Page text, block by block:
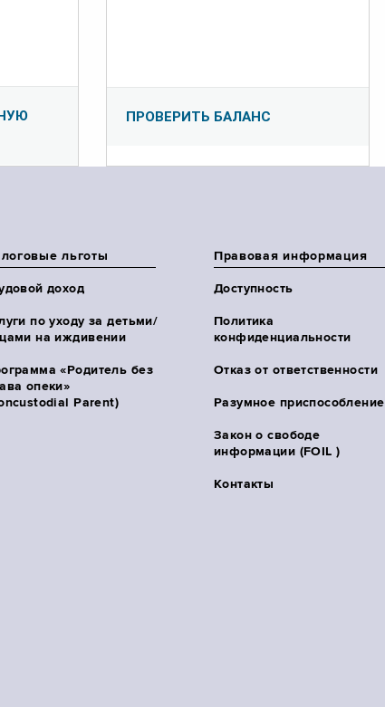
ПРОВЕРИТЬ БАЛАНС
льготы
доход
по уходу за детьми/
на иждивении
«Родитель без
опеки»
Parent)
Правовая информация
Доступность
Политика
конфиденциальности
Отказ от ответственности
Разумное приспособление
Закон о свободе
информации (FOIL )
Контакты